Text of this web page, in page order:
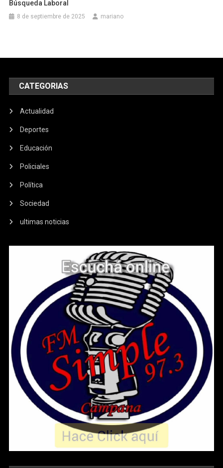
Búsqueda Laboral
8 de septiembre de 2025 mariano
CATEGORIAS
Actualidad
Deportes
Educación
Policiales
Política
Sociedad
ultimas noticias